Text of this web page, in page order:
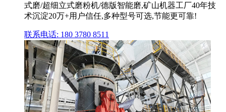
式磨/超细立式磨粉机/德版智能磨,矿山机器工厂40年技
术沉淀20万+用户信任,多种型号可选,节能更可靠!
联系电话: 180 3780 8511